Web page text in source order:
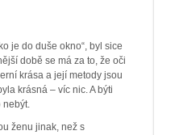
je do duše okno“, byl sice
době se má za to, že oči
krása a její metody jsou
krásná – víc nic. A býti
nebýt.
ženu jinak, než s